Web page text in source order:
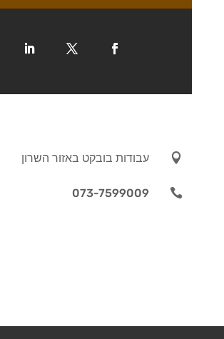
 עבודות בובקט באזור השרון

073-7599009